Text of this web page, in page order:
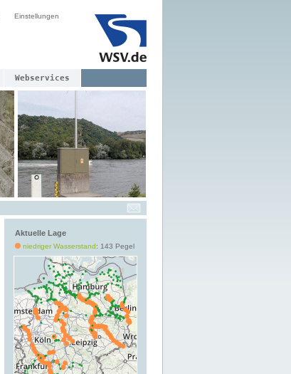
Einstellungen
Webservices
Aktuelle Lage
niedriger Wasserstand: 143 Pegel